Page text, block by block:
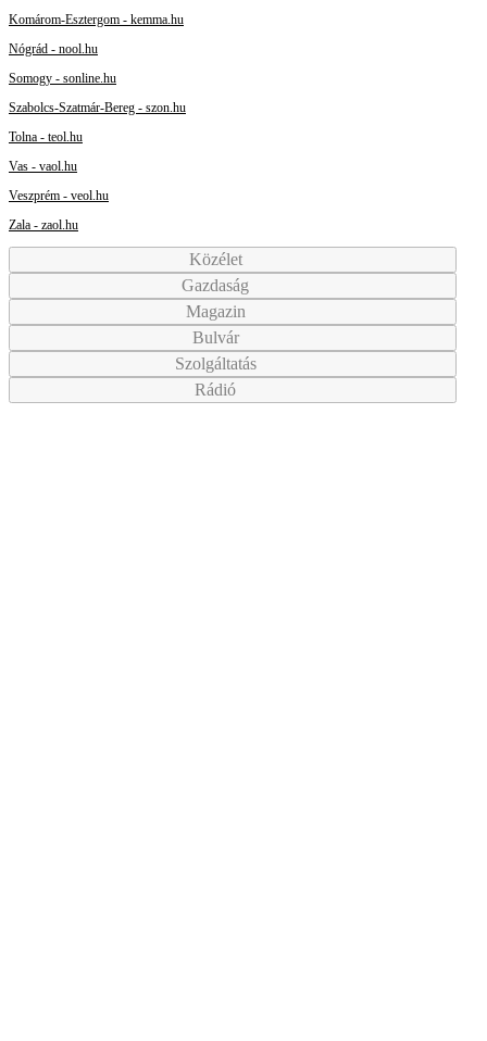
Komárom-Esztergom - kemma.hu
Nógrád - nool.hu
Somogy - sonline.hu
Szabolcs-Szatmár-Bereg - szon.hu
Tolna - teol.hu
Vas - vaol.hu
Veszprém - veol.hu
Zala - zaol.hu
Közélet
Gazdaság
Magazin
Bulvár
Szolgáltatás
Rádió